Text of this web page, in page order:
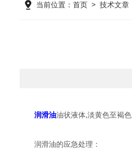
当前位置：首页 >技术文章
润滑油油状液体,淡黄色至褐
润滑油的应急处理：